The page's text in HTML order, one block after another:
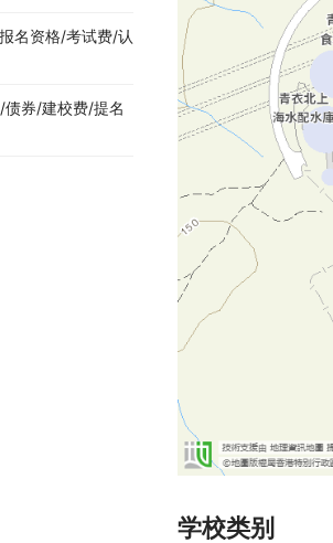
学校类别
名资格/考试费/认
券/建校费/提名